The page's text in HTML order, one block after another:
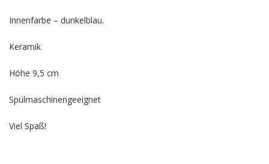
Innenfarbe – dunkelblau.
Keramik
Höhe 9,5 cm
Spülmaschinengeeignet
Viel Spaß!